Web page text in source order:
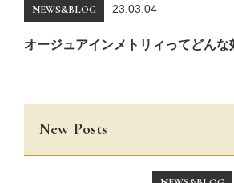
NEWS&BLOG 23.03.04
オージュアインメトリィってどんな
New Posts